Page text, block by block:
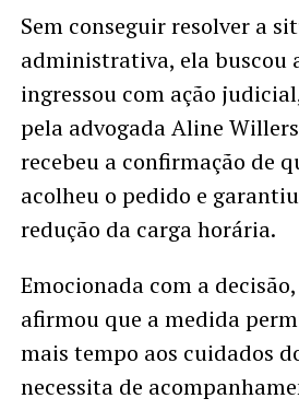
Sem conseguir resolver a
administrativa, ela buscou
ingressou com ação
pela advogada Aline
recebeu a confirmação de
acolheu o pedido e
redução da carga horária.
Emocionada com a
afirmou que a medida
mais tempo aos cuidados
necessita de